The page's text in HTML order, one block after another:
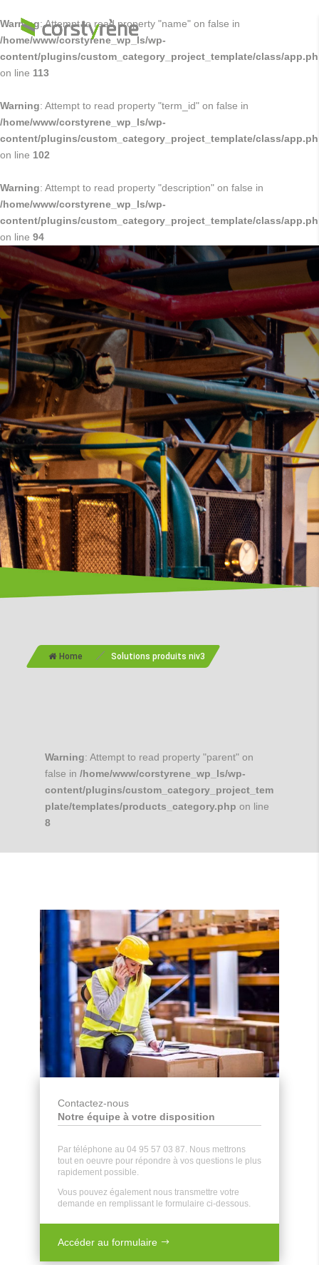
Warning: Attempt to read property "name" on false in
/home/www/corstyrene_wp_ls/wp-
content/plugins/custom_category_project_template/class/
on line 113
Warning: Attempt to read property "term_id" on false in
/home/www/corstyrene_wp_ls/wp-
content/plugins/custom_category_project_template/class/
on line 102
Warning: Attempt to read property "description" on false in
/home/www/corstyrene_wp_ls/wp-
content/plugins/custom_category_project_template/class/
on line 94
Home / Solutions produits niv3
Warning: Attempt to read property "parent" on
false in /home/www/corstyrene_wp_ls/wp-
content/plugins/custom_category_project_tem
plate/templates/products_category.php on line
8
Contactez-nous
Notre équipe à votre disposition
Par téléphone au 04 95 57 03 87. Nous mettrons
tout en oeuvre pour répondre à vos questions le plus
rapidement possible.
Vous pouvez également nous transmettre votre
demande en remplissant le formulaire ci-dessous.
Accéder au formulaire